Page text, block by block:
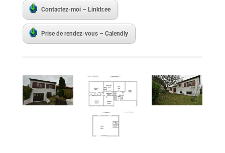
Contactez-moi – Linktr.ee
Prise de rendez-vous – Calendly